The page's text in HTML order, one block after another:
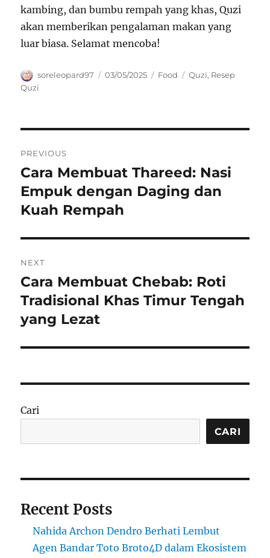
kambing, dan bumbu rempah yang khas, Quzi
akan memberikan pengalaman makan yang
luar biasa. Selamat mencoba!
Author
soreleopard97
Posted
03/05/2025 Categories
Food Tags
Quzi, Resep
Quzi
pos
PREVIOUS
Previous
post:
Cara Membuat Thareed: Nasi
Empuk dengan Daging dan
Kuah Rempah
NEXT
Next
post:
Cara Membuat Chebab: Roti
Tradisional Khas Timur Tengah
yang Lezat
Cari
CARI
Recent Posts
Nahida Archon Dendro Berhati Lembut
Agen Bandar Toto Broto4D dalam Ekosistem